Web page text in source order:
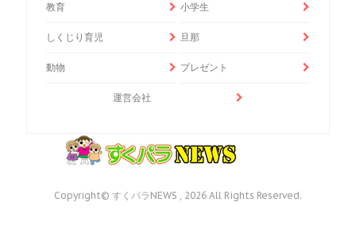
教育 小学生
しくじり育児 旦那
動物 プレゼント
運営会社
Copyright© すくパラNEWS , 2026 All Rights Reserved.